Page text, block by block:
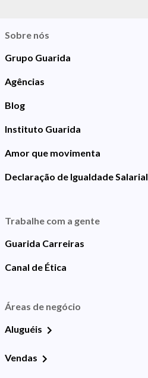
Sobre nós
Grupo Guarida
Agências
Blog
Instituto Guarida
Amor que movimenta
Declaração de Igualdade Salarial
Trabalhe com a gente
Guarida Carreiras
Canal de Ética
Áreas de negócio
Aluguéis
Vendas